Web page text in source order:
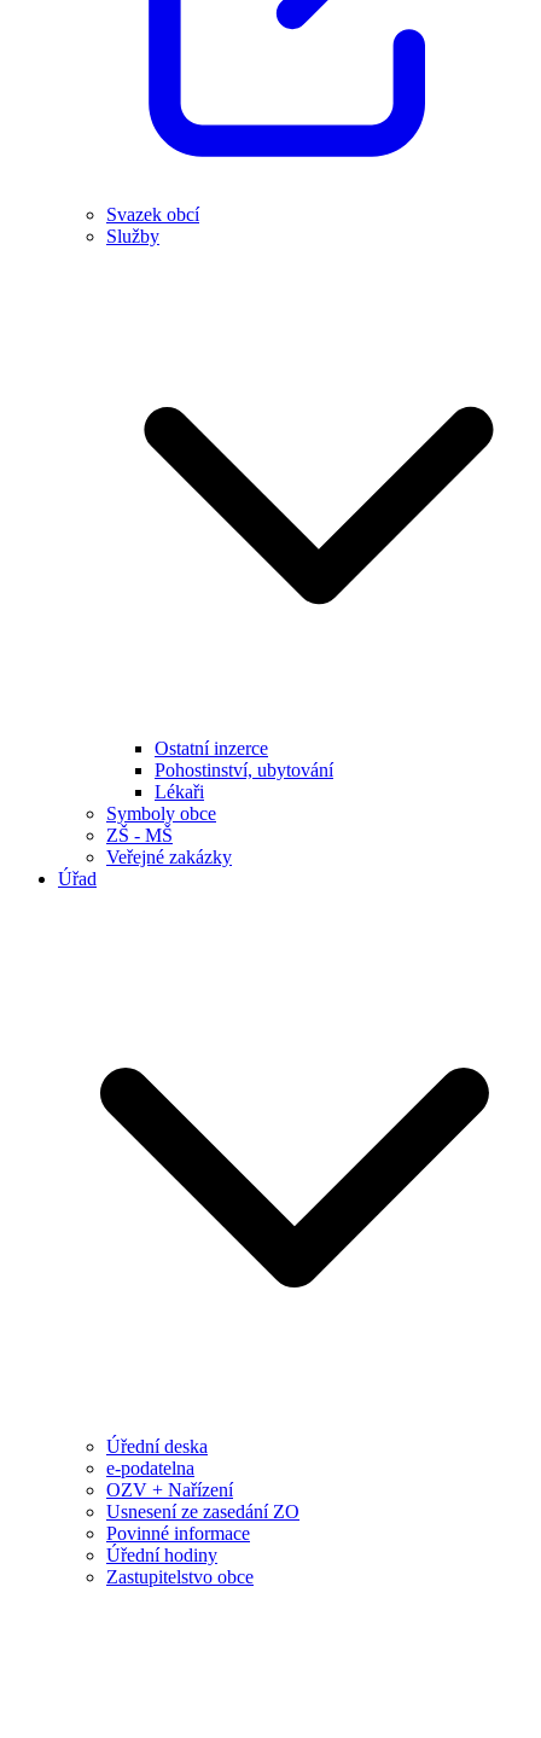
Svazek obcí
Služby
Ostatní inzerce
Pohostinství, ubytování
Lékaři
Symboly obce
ZŠ - MŠ
Veřejné zakázky
Úřad
Úřední deska
e-podatelna
OZV + Nařízení
Usnesení ze zasedání ZO
Povinné informace
Úřední hodiny
Zastupitelstvo obce